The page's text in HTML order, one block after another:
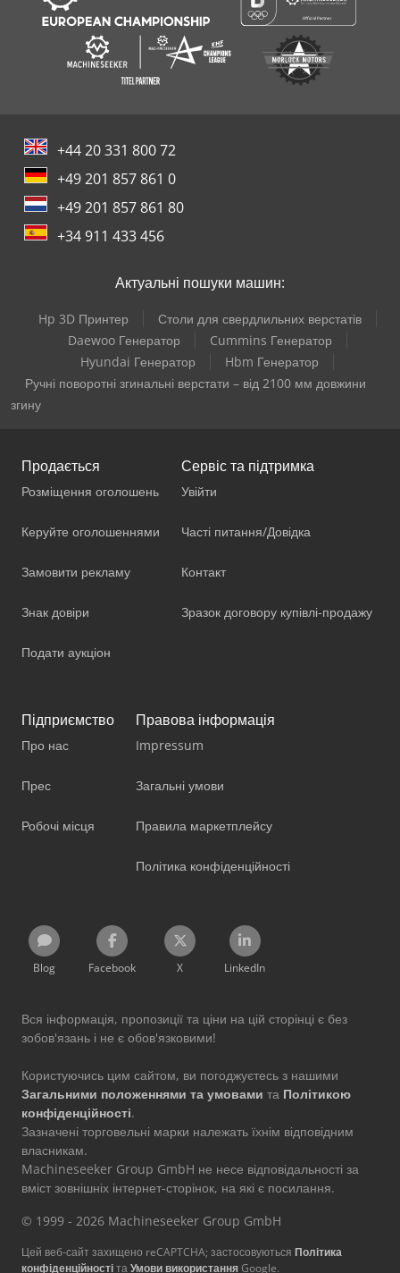
+44 20 331 800 72
+49 201 857 861 0
+49 201 857 861 80
+34 911 433 456
Актуальні пошуки машин:
Hp 3D Принтер
Столи для свердлильних верстатів
Daewoo Генератор
Cummins Генератор
Hyundai Генератор
Hbm Генератор
Ручні поворотні згинальні верстати – від 2100 мм довжини
згину
Продається
Розміщення оголошень
Керуйте оголошеннями
Замовити рекламу
Знак довіри
Подати аукціон
Сервіс та підтримка
Увійти
Часті питання/Довідка
Контакт
Зразок договору купівлі-продажу
Підприємство
Про нас
Прес
Робочі місця
Правова інформація
Impressum
Загальні умови
Правила маркетплейсу
Політика конфіденційності
Blog Facebook X LinkedIn
Вся інформація, пропозиції та ціни на цій сторінці є без
зобов'язань і не є обов'язковими!
Користуючись цим сайтом, ви погоджуєтесь з нашими
Загальними положеннями та умовами та Політикою
конфіденційності.
Зазначені торговельні марки належать їхнім відповідним
власникам.
Machineseeker Group GmbH не несе відповідальності за
вміст зовнішніх інтернет-сторінок, на які є посилання.
© 1999 - 2026 Machineseeker Group GmbH
Цей веб-сайт захищено reCAPTCHA; застосовуються Політика
конфіденційностітаУмови використанняGoogle.